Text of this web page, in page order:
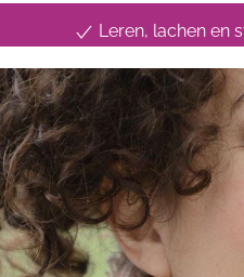
Leren, lachen en